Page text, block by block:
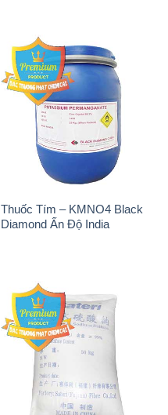
Thuốc Tím – KMNO4 Black
Diamond Ấn Độ India